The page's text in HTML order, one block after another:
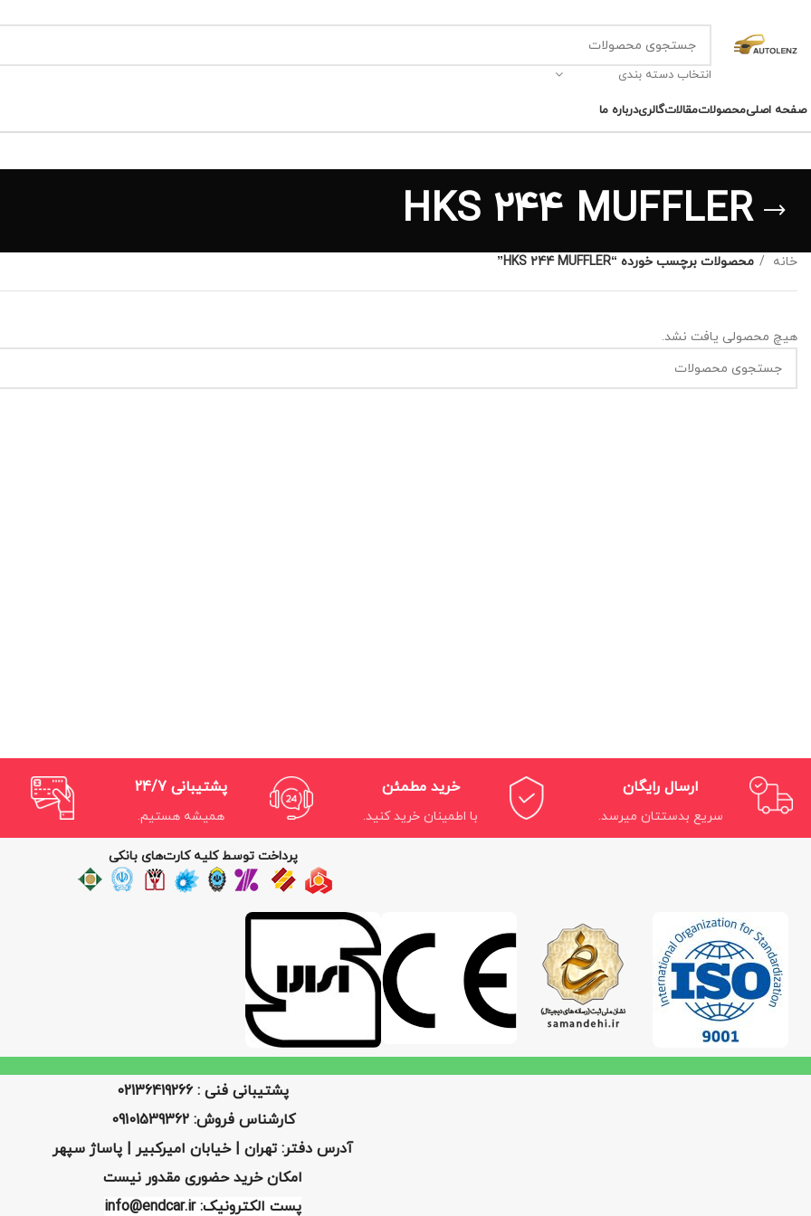
انتخاب دسته بندی
صفحه اصلیمحصولاتمقالاتگالریدرباره ما
HKS 244 MUFFLER
خانه محصولات برچسب خورده “HKS 244 MUFFLER”
هیچ محصولی یافت نشد.
ارسال رایگان
سریع بدستتان میرسد.
خرید مطمئن
با اطمینان خرید کنید.
پشتیبانی 24/7
همیشه هستیم.
پرداخت توسط کلیه کارت‌های بانکی
پشتیبانی فنی : 02136419266
کارشناس فروش: 09101539362
آدرس دفتر: تهران | خیابان امیرکبیر | پاساژ سپهر
امکان خرید حضوری مقدور نیست
پست الکترونیک: info@endcar.ir